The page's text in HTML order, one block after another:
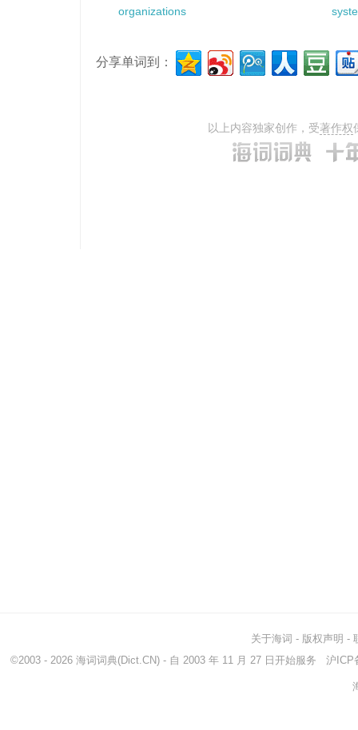
organizations
syste
分享单词到：
以上内容独家创作，受著作权
关于海词 - 版权声明 -
©2003 - 2026 海词词典(Dict.CN) - 自 2003 年 11 月 27 日开始服务 沪ICP